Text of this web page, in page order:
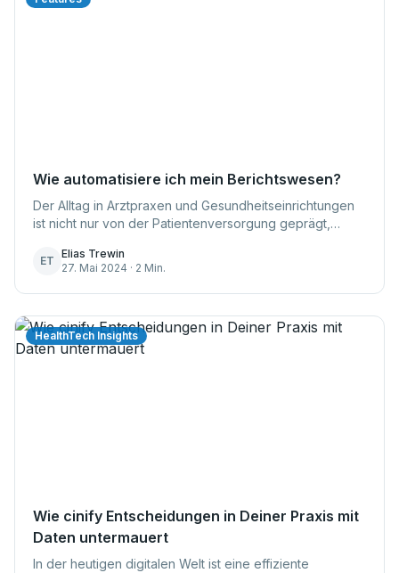
Wie automatisiere ich mein Berichtswesen?
Der Alltag in Arztpraxen und Gesundheitseinrichtungen
ist nicht nur von der Patientenversorgung geprägt,
Aufgaben, die das Rückgrat jeder Praxis bilden. ...
ET
Elias Trewin
27. Mai 2024 · 2 Min.
HealthTech Insights
Wie cinify Entscheidungen in Deiner Praxis mit
Daten untermauert
In der heutigen digitalen Welt ist eine effiziente